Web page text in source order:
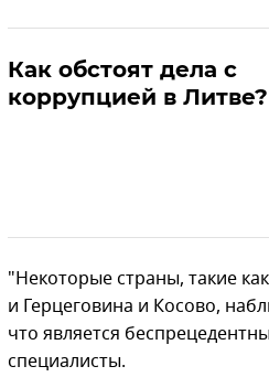
Как обстоят дела с
коррупцией в Литве?
"Некоторые страны, такие
и Герцеговина и Косово,
что является
специалисты.